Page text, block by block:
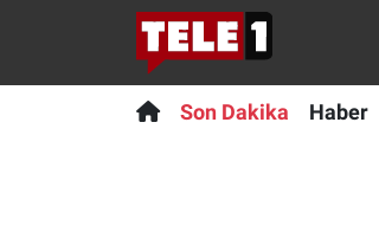
Son Dakika Haber
Anında Manşet
Son Dakika
Nöbetçi Eczaneler